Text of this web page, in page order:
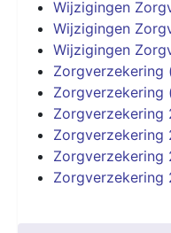
Wijzigingen
Wijzigingen
Wijzigingen
Zorgverzekering
Zorgverzekering
Zorgverzekering
Zorgverzekering
Zorgverzekering
Zorgverzekering